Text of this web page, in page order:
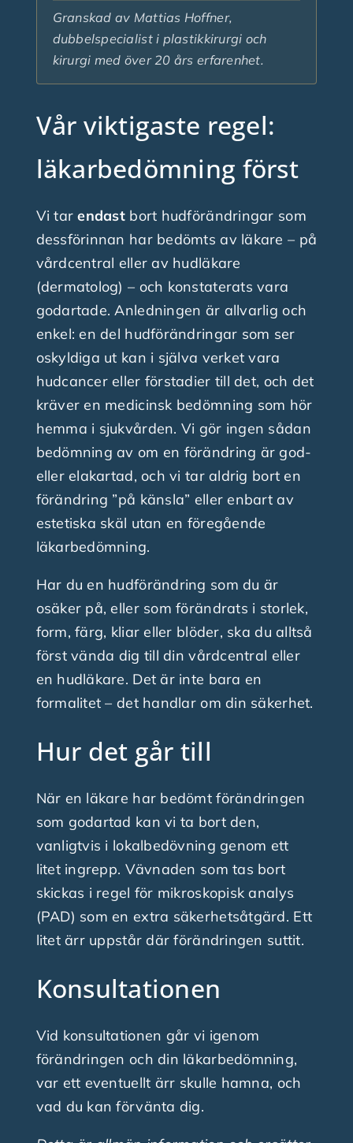
Granskad av Mattias Hoffner,
dubbelspecialist i plastikkirurgi och
kirurgi med över 20 års erfarenhet.
Vår viktigaste regel:
läkarbedömning först
Vi tarendast bort hudförändringar som
dessförinnan har bedömts av läkare – på
vårdcentral eller av hudläkare
(dermatolog) – och konstaterats vara
godartade. Anledningen är allvarlig och
enkel: en del hudförändringar som ser
oskyldiga ut kan i själva verket vara
hudcancer eller förstadier till det, och det
kräver en medicinsk bedömning som hör
hemma i sjukvården. Vi gör ingen sådan
bedömning av om en förändring är god-
eller elakartad, och vi tar aldrig bort en
förändring ”på känsla” eller enbart av
estetiska skäl utan en föregående
läkarbedömning.
Har du en hudförändring som du är
osäker på, eller som förändrats i storlek,
form, färg, kliar eller blöder, ska du alltså
först vända dig till din vårdcentral eller
en hudläkare. Det är inte bara en
formalitet – det handlar om din säkerhet.
Hur det går till
När en läkare har bedömt förändringen
som godartad kan vi ta bort den,
vanligtvis i lokalbedövning genom ett
litet ingrepp. Vävnaden som tas bort
skickas i regel för mikroskopisk analys
(PAD) som en extra säkerhetsåtgärd. Ett
litet ärr uppstår där förändringen suttit.
Konsultationen
Vid konsultationen går vi igenom
förändringen och din läkarbedömning,
var ett eventuellt ärr skulle hamna, och
vad du kan förvänta dig.